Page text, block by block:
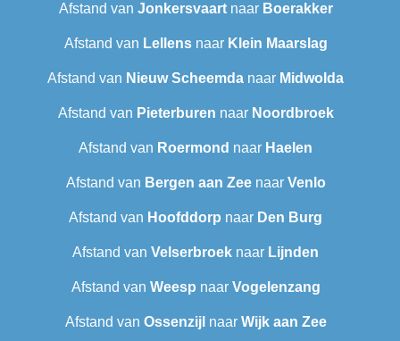
Afstand van Jonkersvaartnaar Boerakker
Afstand van Lellensnaar Klein Maarslag
Afstand van Nieuw Scheemda naar Midwolda
Afstand van Pieterburen naar Noordbroek
Afstand van Roermond naar Haelen
Afstand van Bergen aan Zeenaar Venlo
Afstand van Hoofddorp naar Den Burg
Afstand van Velserbroek naar Lijnden
Afstand van Weesp naar Vogelenzang
Afstand van Ossenzijl naar Wijk aan Zee